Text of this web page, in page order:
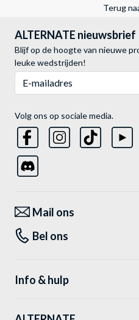
Terug
ALTERNATE nieuwsbrief
Blijf op de hoogte van nieuwe
leuke wedstrijden!
Volg ons op sociale media.
Mail ons
Bel ons
Info & hulp